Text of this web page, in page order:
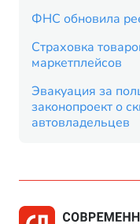
ФНС обновила
Страховка
маркетплейсов
Эвакуация за
законопроект о
автовладельцев